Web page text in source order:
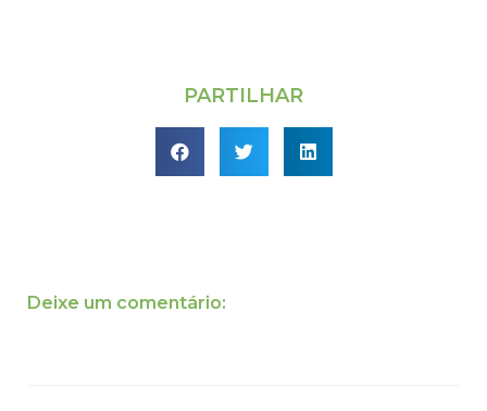
PARTILHAR
Deixe um comentário: